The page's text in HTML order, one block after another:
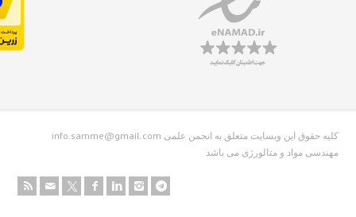
info.samme@gmail.com کلیه حقوق این وبسایت متعلق به انجمن علمی
مواد و متالورژی می باشد